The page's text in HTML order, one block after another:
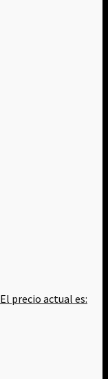
El precio actual es: